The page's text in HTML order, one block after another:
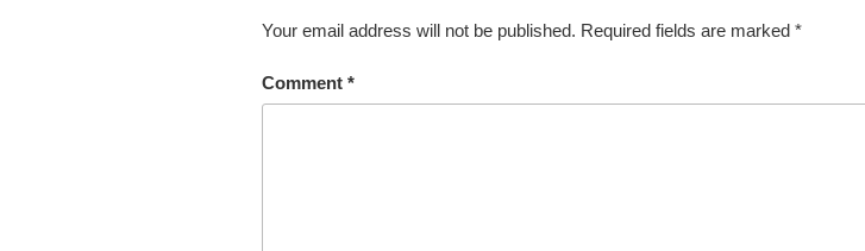
Your email address will not be published. Required fields are marked *
Comment *